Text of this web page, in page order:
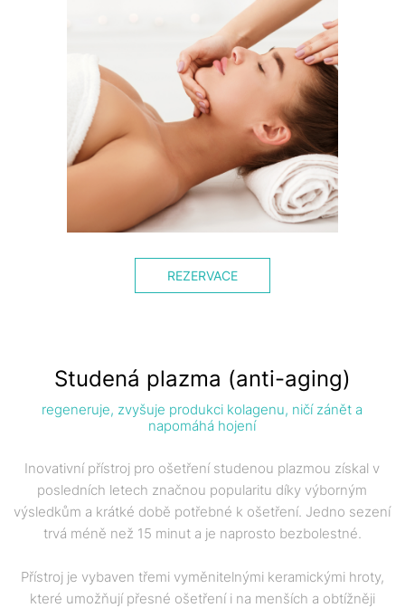
REZERVACE
Studená plazma (anti-aging)
regeneruje, zvyšuje produkci kolagenu, ničí zánět a
napomáhá hojení
Inovativní přístroj pro ošetření studenou plazmou získal v
posledních letech značnou popularitu díky výborným
výsledkům a krátké době potřebné k ošetření. Jedno sezení
trvá méně než 15 minut a je naprosto bezbolestné.
Přístroj je vybaven třemi vyměnitelnými keramickými hroty,
které umožňují přesné ošetření i na menších a obtížněji